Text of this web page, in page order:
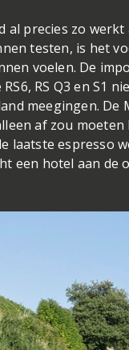
precies zo
testen, is het
voelen. De
RS Q3 en S1
meegingen.
af zou
laatste espresso
een hotel aan